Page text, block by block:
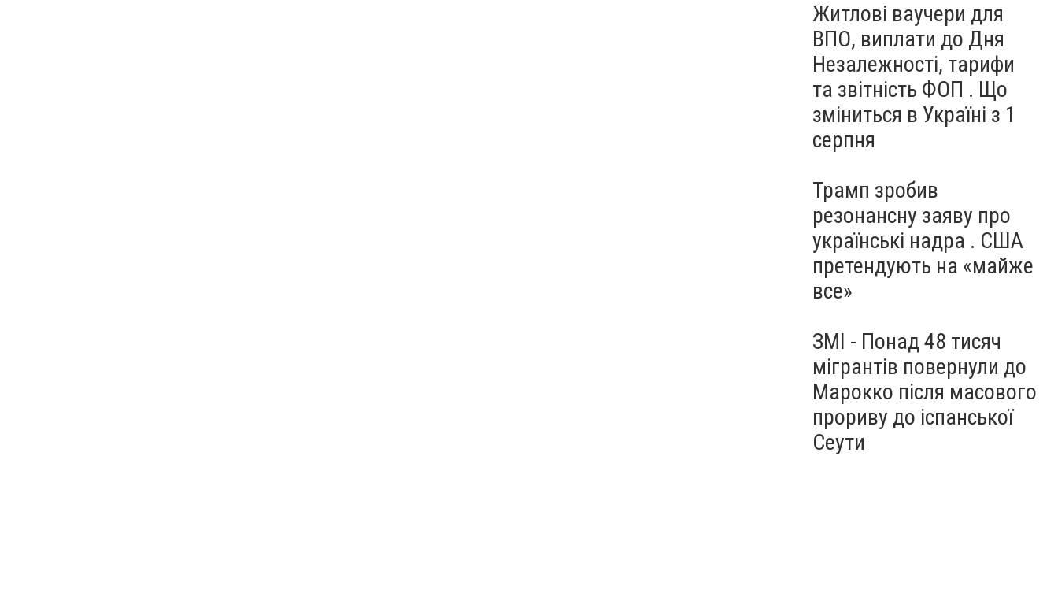
Житлові ваучери для
ВПО, виплати до Дня
Незалежності, тарифи
та звітність ФОП . Що
зміниться в Україні з 1
серпня
Трамп зробив
резонансну заяву про
українські надра . США
претендують на «майже
все»
ЗМІ - Понад 48 тисяч
мігрантів повернули до
Марокко після масового
прориву до іспанської
Сеути